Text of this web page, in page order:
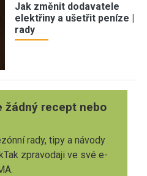
Jak změnit dodavatele
elektřiny a ušetřit peníze |
rady
žádný recept nebo
rady, tipy a návody
zpravodaji ve své e-